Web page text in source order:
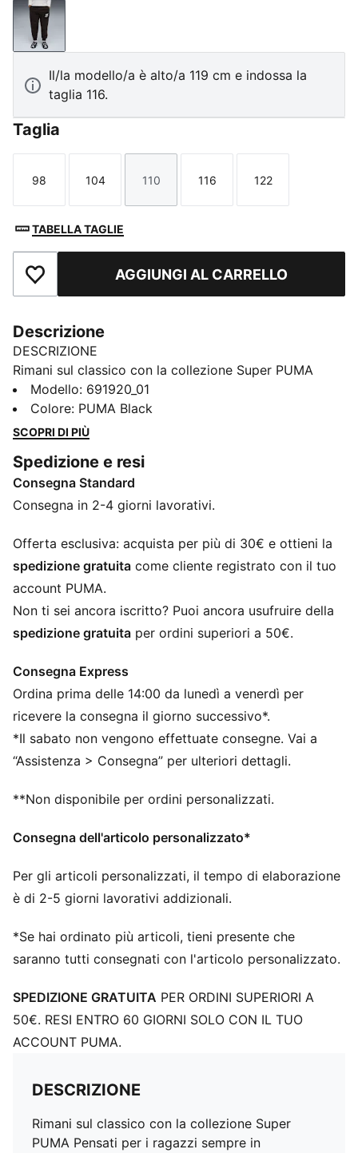
PUMA Black
Il/la modello/a è alto/a 119 cm e indossa la
taglia 116.
Taglia
Taglia
98
Taglia
104
Taglia
110
Taglia
116
Taglia
122
TABELLA TAGLIE
Aggiungi ai PreferitiAGGIUNGI AL CARRELLO
Descrizione
DESCRIZIONE
Rimani sul classico con la collezione Super PUMA
Pensati per i ragazzi sempre in movimento, questi
must-have sono pronti a tutto con grafiche vintage
Super PUMA, colori retrò e tanta, tanta energia.
Creato con almeno il 50% di materiale riciclato
DETTAGLI
Vestibilità: Regolare
Fascia elasticizzata in vita con coulisse
Lunghezza: Regolare
Vita: Media
PUMA per bambini: consigliato per bambini dai
quattro agli otto anni
Modello: 691920_01
Colore: PUMA Black
SCOPRI DI PIÙ
Spedizione e resi
Consegna Standard
Consegna in 2-4 giorni lavorativi.
Offerta esclusiva: acquista per più di 30€ e ottieni la
spedizione gratuita come cliente registrato con il tuo
account PUMA.
Non ti sei ancora iscritto? Puoi ancora usufruire della
spedizione gratuita per ordini superiori a 50€.
Consegna Express
Ordina prima delle 14:00 da lunedì a venerdì per
ricevere la consegna il giorno successivo*.
*Il sabato non vengono effettuate consegne. Vai a
“Assistenza > Consegna” per ulteriori dettagli.
**Non disponibile per ordini personalizzati.
Consegna dell'articolo personalizzato*
Per gli articoli personalizzati, il tempo di elaborazione
è di 2-5 giorni lavorativi addizionali.
*Se hai ordinato più articoli, tieni presente che
saranno tutti consegnati con l'articolo personalizzato.
SPEDIZIONE GRATUITA PER ORDINI SUPERIORI A
50€. RESI ENTRO 60 GIORNI SOLO CON IL TUO
ACCOUNT PUMA.
DESCRIZIONE
Rimani sul classico con la collezione Super
PUMA Pensati per i ragazzi sempre in